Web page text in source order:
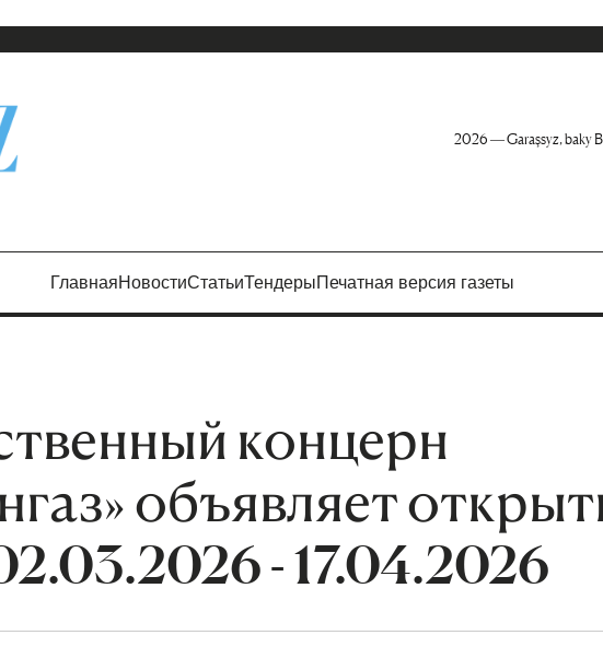
2026 — Garaşsyz, baky
ГлавнаяНовостиСтатьиТендерыПечатная версия газеты
концерн
объявляет
- 17.04.2026